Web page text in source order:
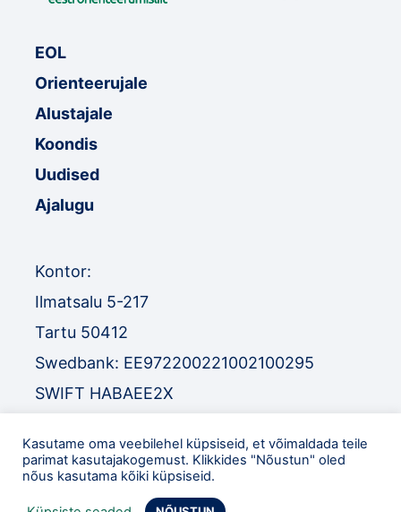
EOL
Orienteerujale
Alustajale
Koondis
Uudised
Ajalugu
Kontor:
Ilmatsalu 5-217
Tartu 50412
Swedbank: EE972200221002100295
SWIFT HABAEE2X
SWIFT EEUHEE2X
TEL:+372 52 32 977
Kasutame oma veebilehel küpsiseid, et võimaldada teile
parimat kasutajakogemust. Klikkides "Nõustun" oled
nõus kasutama kõiki küpsiseid.